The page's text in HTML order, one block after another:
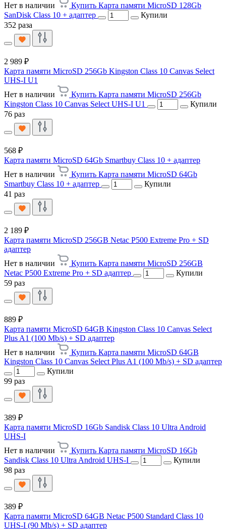
Нет в наличии
Купить Карта памяти MicroSD 128Gb
SanDisk Class 10 + адаптер
Купили
352 раза
2 989 ₽
Карта памяти MicroSD 256Gb Kingston Class 10 Canvas Select
UHS-I U1
Нет в наличии
Купить Карта памяти MicroSD 256Gb
Kingston Class 10 Canvas Select UHS-I U1
Купили
76 раз
568 ₽
Карта памяти MicroSD 64Gb Smartbuy Class 10 + адаптер
Нет в наличии
Купить Карта памяти MicroSD 64Gb
Smartbuy Class 10 + адаптер
Купили
41 раз
2 189 ₽
Карта памяти MicroSD 256GB Netac P500 Extreme Pro + SD
адаптер
Нет в наличии
Купить Карта памяти MicroSD 256GB
Netac P500 Extreme Pro + SD адаптер
Купили
59 раз
889 ₽
Карта памяти MicroSD 64GB Kingston Class 10 Canvas Select
Plus A1 (100 Mb/s) + SD адаптер
Нет в наличии
Купить Карта памяти MicroSD 64GB
Kingston Class 10 Canvas Select Plus A1 (100 Mb/s) + SD адаптер
Купили
99 раз
389 ₽
Карта памяти MicroSD 16Gb Sandisk Class 10 Ultra Android
UHS-I
Нет в наличии
Купить Карта памяти MicroSD 16Gb
Sandisk Class 10 Ultra Android UHS-I
Купили
98 раз
389 ₽
Карта памяти MicroSD 64GB Netac P500 Standard Class 10
UHS-I (90 Mb/s) + SD адаптер